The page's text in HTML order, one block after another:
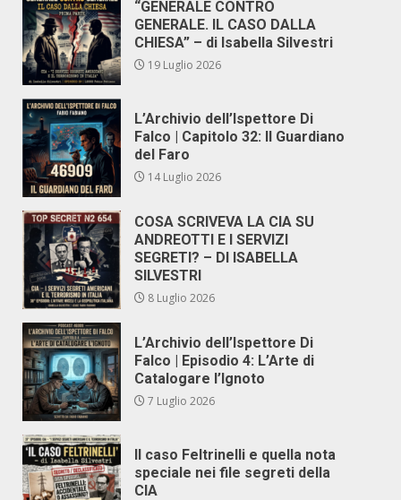
“GENERALE CONTRO
GENERALE. IL CASO DALLA
CHIESA” – di Isabella Silvestri
19 Luglio 2026
L’Archivio dell’Ispettore Di
Falco | Capitolo 32: Il Guardiano
del Faro
14 Luglio 2026
COSA SCRIVEVA LA CIA SU
ANDREOTTI E I SERVIZI
SEGRETI? – DI ISABELLA
SILVESTRI
8 Luglio 2026
L’Archivio dell’Ispettore Di
Falco | Episodio 4: L’Arte di
Catalogare l’Ignoto
7 Luglio 2026
Il caso Feltrinelli e quella nota
speciale nei file segreti della
CIA